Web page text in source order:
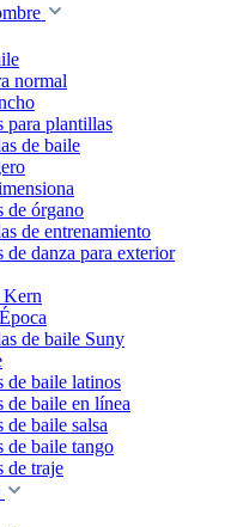
normal
para plantillas
de baile
de órgano
de entrenamiento
de danza para exterior
Kern
de baile Suny
de baile latinos
de baile en línea
de baile salsa
de baile tango
de traje